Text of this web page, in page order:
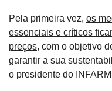
Pela primeira vez, os
essenciais e críticos
preços, com o objetivo
garantir a sua
o presidente do